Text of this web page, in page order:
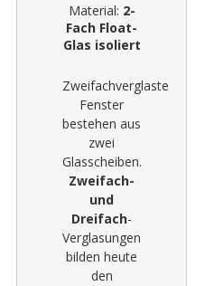
Material: 2-
Fach Float-
Glas isoliert
Zweifachverglaste
Fenster
bestehen aus
zwei
Glasscheiben.
Zweifach-
und
Dreifach-
Verglasungen
bilden heute
den